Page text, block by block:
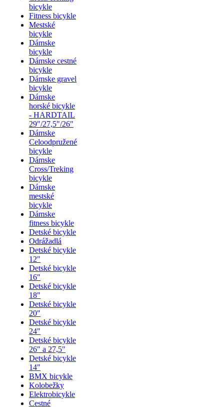
bicykle
Fitness bicykle
Mestské
bicykle
Dámske
bicykle
Dámske cestné
bicykle
Dámske gravel
bicykle
Dámske
horské bicykle
- HARDTAIL
29"/27,5"/26"
Dámske
Celoodpružené
bicykle
Dámske
Cross/Treking
bicykle
Dámske
mestské
bicykle
Dámske
fitness bicykle
Detské bicykle
Odrážadlá
Detské bicykle
12"
Detské bicykle
16"
Detské bicykle
18"
Detské bicykle
20"
Detské bicykle
24"
Detské bicykle
26" a 27,5"
Detské bicykle
14"
BMX bicykle
Kolobežky
Elektrobicykle
Cestné